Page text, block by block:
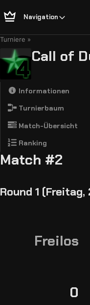
Navigation
Turniere
Call of
Informationen
Turnierbaum
Match-Übersicht
Ranking
Match #2
Round 1
Freilos
0